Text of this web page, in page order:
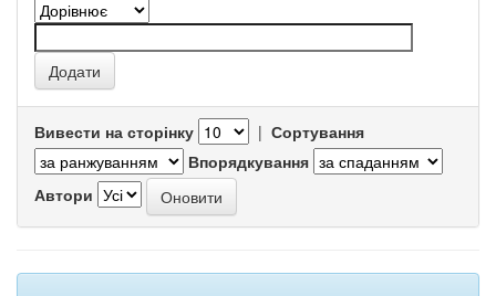
Вивести на сторінку | Сортування
Впорядкування
Автори